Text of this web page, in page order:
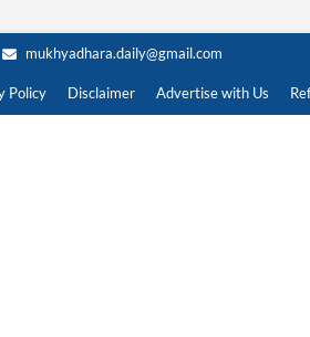
mukhyadhara.daily@gmail.com
Policy Disclaimer Advertise with Us